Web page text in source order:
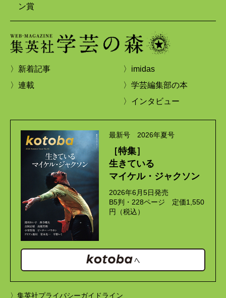
ン賞
〉新着記事
〉連載
〉imidas
〉学芸編集部の本
〉インタビュー
最新号 2026年夏号
［特集］
生きている
マイケル・ジャクソン
2026年6月5日発売
B5判・228ページ 定価1,550
円（税込）
〉集英社プライバシーガイドライン